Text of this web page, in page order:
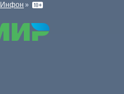
Инфон »